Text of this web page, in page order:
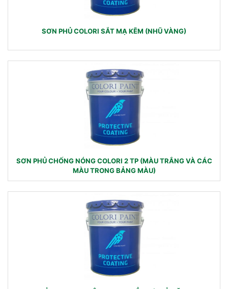
SƠN PHỦ COLORI SẮT MẠ KẼM (NHŨ VÀNG)
SƠN PHỦ CHỐNG NÓNG COLORI 2 TP (MÀU TRẮNG VÀ CÁC
MÀU TRONG BẢNG MÀU)